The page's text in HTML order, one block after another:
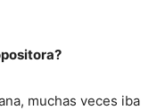
muchas veces iba